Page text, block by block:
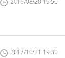
2016/08/20 19:50
2017/10/21 19:30